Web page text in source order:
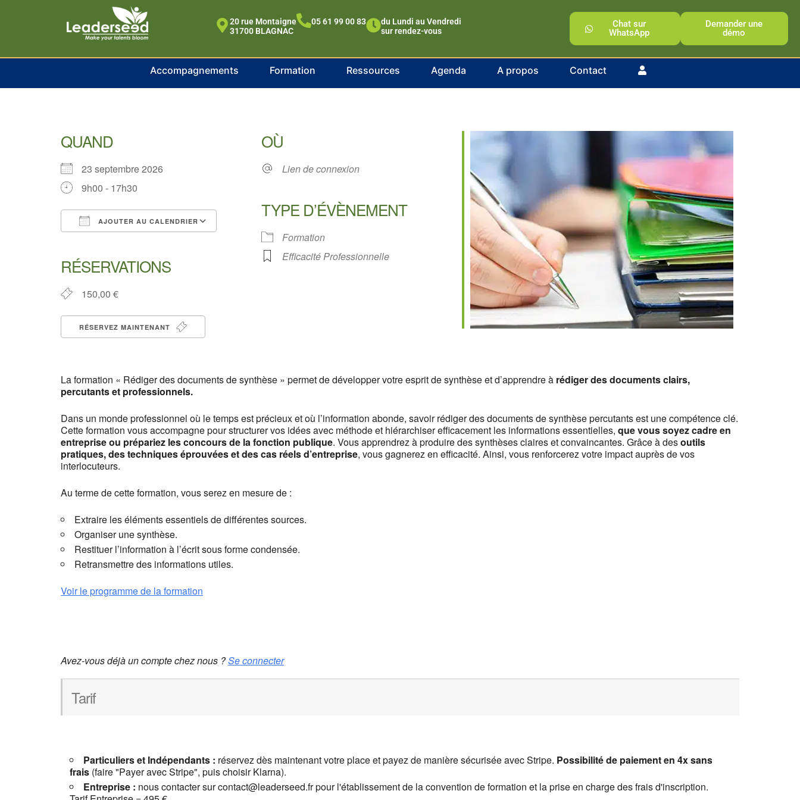
20 rue Montaigne
31700 BLAGNAC
05 61 99 00 83
du Lundi au Vendredi
sur rendez-vous
Chat sur
WhatsApp
Demander une
démo
Accompagnements Formation Ressources Agenda A propos Contact
QUAND
23 septembre 2026
9h00 - 17h30
AJOUTER AU CALENDRIER
RÉSERVATIONS
150,00 €
RÉSERVEZ MAINTENANT
OÙ
Lien de connexion
TYPE D’ÉVÈNEMENT
Formation
Efficacité Professionnelle
La formation « Rédiger des documents de synthèse » permet de développer votre esprit de synthèse et d’apprendre à rédiger des documents clairs,
percutants et professionnels.
Dans un monde professionnel où le temps est précieux et où l’information abonde, savoir rédiger des documents de synthèse percutants est une compétence clé.
Cette formation vous accompagne pour structurer vos idées avec méthode et hiérarchiser efficacement les informations essentielles, que vous soyez cadre en
entreprise ou prépariez les concours de la fonction publique. Vous apprendrez à produire des synthèses claires et convaincantes. Grâce à desoutils
pratiques, des techniques éprouvées et des cas réels d’entreprise, vous gagnerez en efficacité. Ainsi, vous renforcerez votre impact auprès de vos
interlocuteurs.
Au terme de cette formation, vous serez en mesure de :
Extraire les éléments essentiels de différentes sources.
Organiser une synthèse.
Restituer l’information à l’écrit sous forme condensée.
Retransmettre des informations utiles.
Voir le programme de la formation
Avez-vous déjà un compte chez nous ?Se connecter
Tarif
Particuliers et Indépendants : réservez dès maintenant votre place et payez de manière sécurisée avec Stripe. Possibilité de paiement en 4x sans
frais (faire "Payer avec Stripe", puis choisir Klarna).
Entreprise : nous contacter sur contact@leaderseed.fr pour l'établissement de la convention de formation et la prise en charge des frais d'inscription.